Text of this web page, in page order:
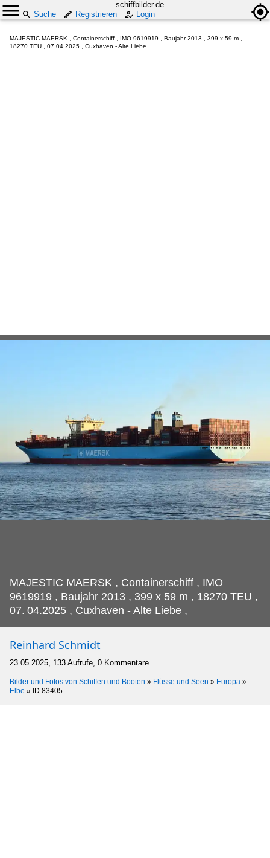
schiffbilder.de
Suche
Registrieren Login
MAJESTIC MAERSK , Containerschiff , IMO 9619919 , Baujahr 2013 , 399 x 59 m ,
18270 TEU , 07.04.2025 , Cuxhaven - Alte Liebe ,
MAJESTIC MAERSK , Containerschiff , IMO
9619919 , Baujahr 2013 , 399 x 59 m , 18270 TEU ,
07. 04.2025 , Cuxhaven - Alte Liebe ,
Reinhard Schmidt
23.05.2025, 133 Aufrufe, 0 Kommentare
Bilder und Fotos von Schiffen und Booten » Flüsse und Seen » Europa »
Elbe » ID 83405